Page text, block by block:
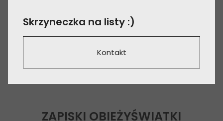
Skrzyneczka na listy :)
Kontakt
ZAPISKI OBIEŻYŚWIATKI